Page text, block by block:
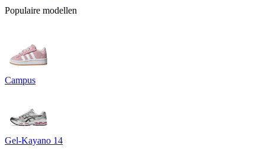
Populaire modellen
Campus
Gel-Kayano 14